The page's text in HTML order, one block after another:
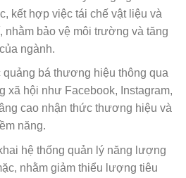
kết hợp việc tái chế vật liệu và
nhằm bảo vệ môi trường và tăng
ngành.
bá thương hiệu thông qua
xã hội như Facebook, Instagram,
cao nhận thức thương hiệu và
năng.
hệ thống quản lý năng lượng
nhằm giảm thiểu lượng tiêu